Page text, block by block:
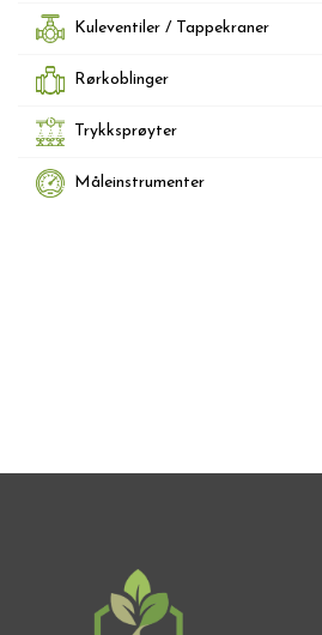
Kuleventiler / Tappekraner
Rørkoblinger
Trykksprøyter
Måleinstrumenter